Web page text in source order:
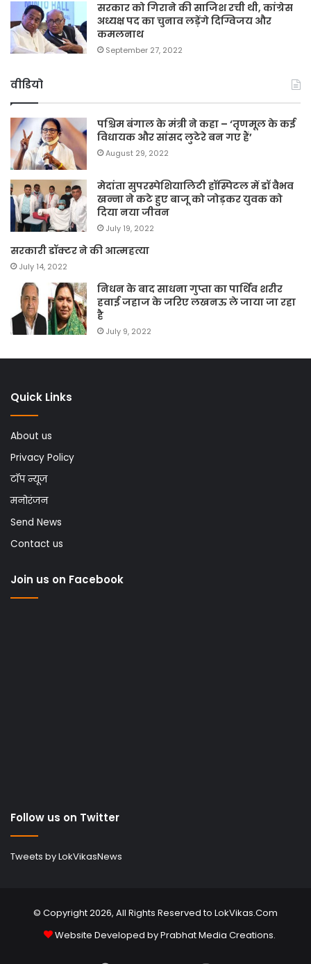
सरकार को गिराने की साजिश रची थी, कांग्रेस
अध्यक्ष पद का चुनाव लड़ेंगे दिग्विजय और
कमलनाथ
September 27, 2022
वीडियो
पश्चिम बंगाल के मंत्री ने कहा – ‘तृणमूल के कई
विधायक और सांसद लुटेरे बन गए हैं’
August 29, 2022
मेदांता सुपरस्पेशियालिटी हॉस्पिटल में डॉ वैभव
खन्ना ने कटे हुए बाजू को जोड़कर युवक को
दिया नया जीवन
July 19, 2022
सरकारी डॉक्टर ने की आत्महत्या
July 14, 2022
निधन के बाद साधना गुप्ता का पार्थिव शरीर
हवाई जहाज के जरिए लखनऊ ले जाया जा रहा
है
July 9, 2022
Quick Links
About us
Privacy Policy
टॉप न्यूज
मनोरंजन
Send News
Contact us
Join us on Facebook
Follow us on Twitter
Tweets by LokVikasNews
© Copyright 2026, All Rights Reserved to LokVikas.Com
Website Developed byPrabhat Media Creations.